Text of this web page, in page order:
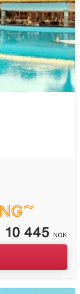
10 445 NOK